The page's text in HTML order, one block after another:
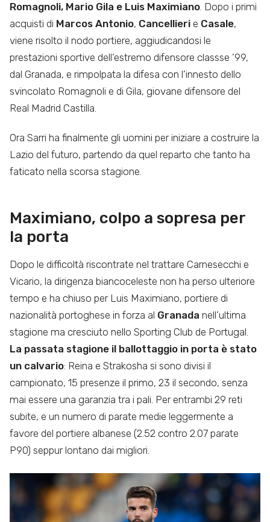
Romagnoli, Mario Gila e Luis Maximiano. Dopo i primi
acquisti di Marcos Antonio, Cancellieri e Casale,
viene risolto il nodo portiere, aggiudicandosi le
prestazioni sportive dell’estremo difensore classse ’99,
dal Granada, e rimpolpata la difesa con l’innesto dello
svincolato Romagnoli e di Gila, giovane difensore del
Real Madrid Castilla.
Ora Sarri ha finalmente gli uomini per iniziare a costruire la
Lazio del futuro, partendo da quel reparto che tanto ha
faticato nella scorsa stagione.
Maximiano, colpo a sopresa per
la porta
Dopo le difficoltà riscontrate nel trattare Carnesecchi e
Vicario, la dirigenza biancoceleste non ha perso ulteriore
tempo e ha chiuso per Luis Maximiano, portiere di
nazionalità portoghese in forza al Granada nell’ultima
stagione ma cresciuto nello Sporting Club de Portugal.
La passata stagione il ballottaggio in porta è stato
un calvario: Reina e Strakosha si sono divisi il
campionato, 15 presenze il primo, 23 il secondo, senza
mai essere una garanzia tra i pali. Per entrambi 29 reti
subite, e un numero di parate medie leggermente a
favore del portiere albanese (2.52 contro 2.07 parate
P90) seppur lontano dai migliori.